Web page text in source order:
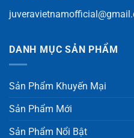
DANH MỤC SẢN PHẨM
Sản Phẩm Khuyến Mại
Sản Phẩm Mới
Sản Phẩm Nổi Bật